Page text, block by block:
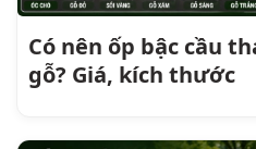
Có nên ốp bậc cầu
gỗ? Giá, kích thước